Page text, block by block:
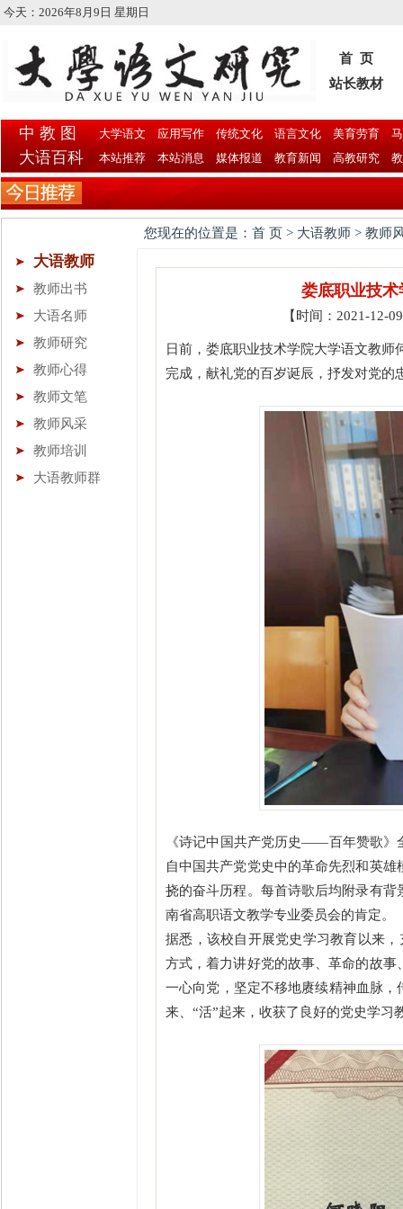
今天： 2026年8月9日 星期日
首 页
站长教材
中 教 图
大语百科
大学语文 应用写作 传统文化 语言文化 美育劳育
本站推荐
本站消息 媒体报道 教育新闻 高教研究
您现在的位置是：首 页 > 大语教师 > 教师
大语教师
教师出书
大语名师
教师研究
教师心得
教师文笔
教师风采
教师培训
大语教师群
娄底职业技
【时间：2021-12-
日前，娄底职业技术学院大学语文教
完成，献礼党的百岁诞辰，抒发对党
《诗记中国共产党历史——百年赞歌》
自中国共产党党史中的革命先烈和英
挠的奋斗历程。每首诗歌后均附录有
南省高职语文教学专业委员会的肯定。
据悉，该校自开展党史学习教育以来
方式，着力讲好党的故事、革命的故
一心向党，坚定不移地赓续精神血脉
来、“活”起来，收获了良好的党史学习